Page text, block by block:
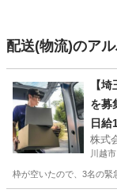
配送(物流)のア
【
を募
す！
日給
株式
川越市
枠が空いたので、3名の緊